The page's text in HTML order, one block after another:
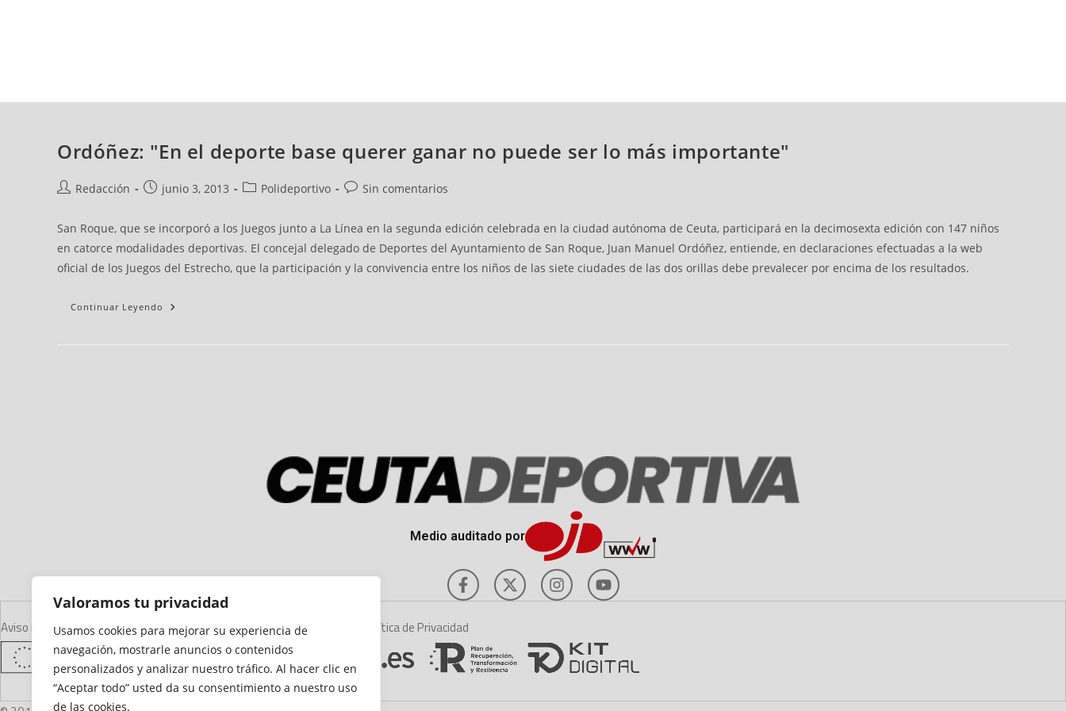
Valoramos tu privacidad
Usamos cookies para mejorar su experiencia de
navegación, mostrarle anuncios o contenidos
personalizados y analizar nuestro tráfico. Al hacer clic en
“Aceptar todo” usted da su consentimiento a nuestro uso
de las cookies.
Ordóñez: "En el deporte base querer ganar no puede ser lo más importante"
Redacción junio 3, 2013 Polideportivo Sin comentarios
San Roque, que se incorporó a los Juegos junto a La Línea en la segunda edición celebrada en la ciudad autónoma de Ceuta, participará en la decimosexta edición con 147 niños
en catorce modalidades deportivas. El concejal delegado de Deportes del Ayuntamiento de San Roque, Juan Manuel Ordóñez, entiende, en declaraciones efectuadas a la web
oficial de los Juegos del Estrecho, que la participación y la convivencia entre los niños de las siete ciudades de las dos orillas debe prevalecer por encima de los resultados.
Continuar Leyendo
Medio auditado por
Aviso LegalDeclaración de AccesibilidadMapa del SitioPolítica de Cookies Política de Privacidad